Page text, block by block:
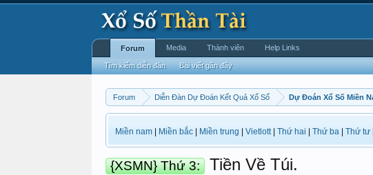
Forum Diễn Đàn Dự Đoán Kết Quả Xổ Số Dự Đoán Xổ Số Miền
Miền nam Miền bắc Miền trung Vietlott| Thứ hai Thứ ba Thứ tư
{XSMN} Thứ 3: Tiền Về Túi.
Forum
Tìm kiếm diễn đàn Bài viết gần đây
Media Thành viên Help Links